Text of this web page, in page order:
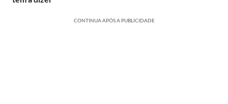
CONTINUA APÓS A PUBLICIDADE